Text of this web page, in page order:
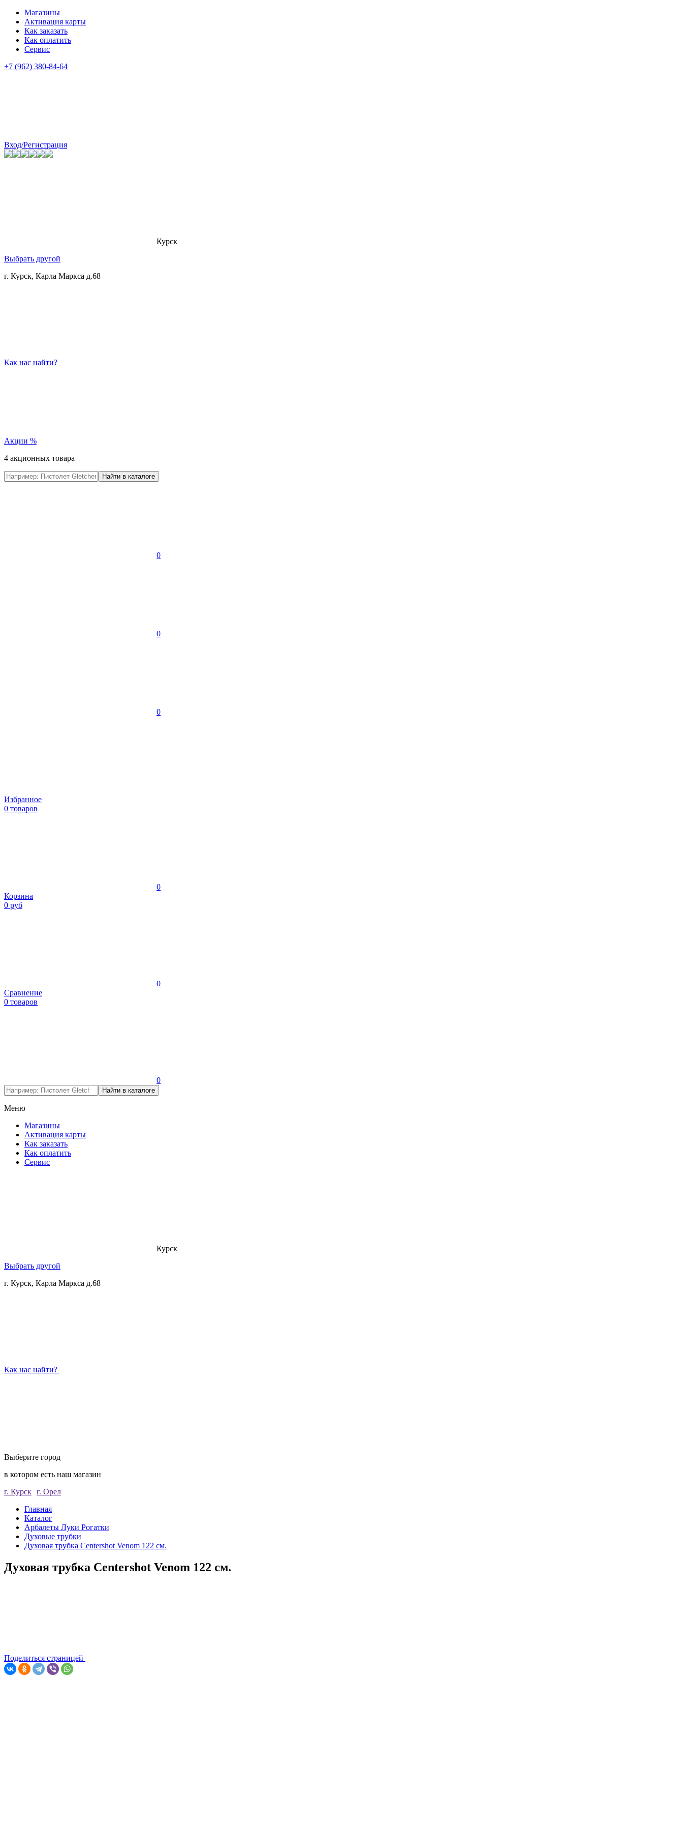
Магазины
Активация карты
Как заказать
Как оплатить
Сервис
+7 (962) 380-84-64
Вход/Регистрация
Курск
Выбрать другой
г. Курск, Карла Маркса д.68
Как нас найти?
Акции %
4 акционных товара
0
0
0
Избранное
0 товаров
0
Корзина
0 руб
0
Сравнение
0 товаров
0
Меню
Магазины
Активация карты
Как заказать
Как оплатить
Сервис
Курск
Выбрать другой
г. Курск, Карла Маркса д.68
Как нас найти?
Выберите город
в котором есть наш магазин
г. Курск г. Орел
Главная
Каталог
Арбалеты Луки Рогатки
Духовые трубки
Духовая трубка Centershot Venom 122 см.
Духовая трубка Centershot Venom 122 см.
Поделиться страницей